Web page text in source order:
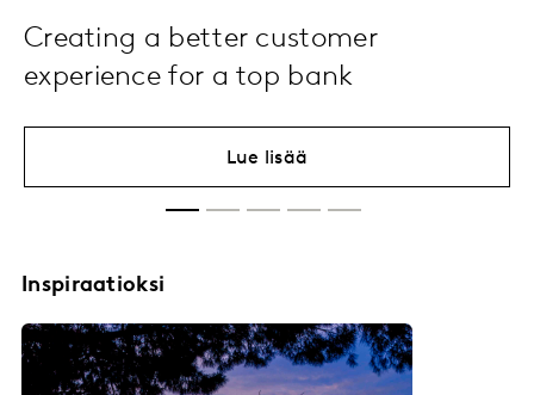
Creating a better customer
experience for a top bank
Lue lisää
Inspiraatioksi